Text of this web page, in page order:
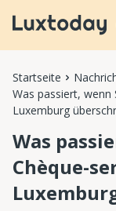
Startseite
Was passiert, wenn
Luxemburg
Was
Chèque-